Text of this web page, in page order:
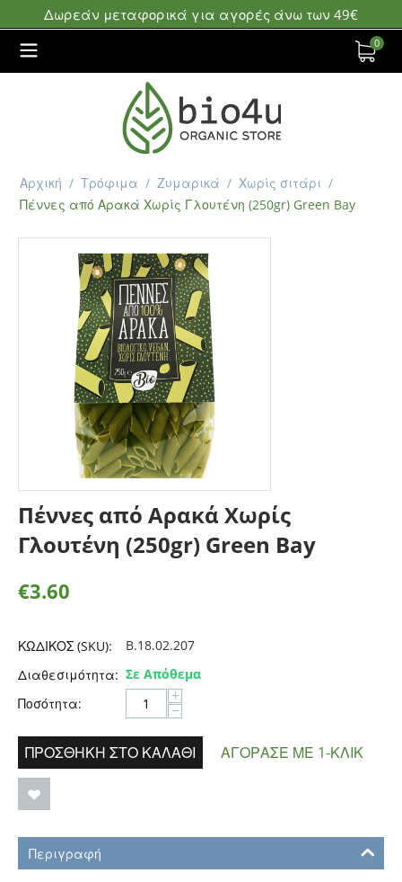
Δωρεάν μεταφορικά για αγορές άνω των 49€
0
Αρχική / Τρόφιμα / Ζυμαρικά / Χωρίς σιτάρι /
Πέννες από Αρακά Χωρίς Γλουτένη (250gr) Green Bay
Πέννες από Αρακά Χωρίς
Γλουτένη (250gr) Green Bay
€3.60
ΚΩΔΙΚΟΣ (SKU):
B.18.02.207
Διαθεσιμότητα: Σε Απόθεμα
Ποσότητα:
+
−
ΠΡΟΣΘΉΚΗ ΣΤΟ ΚΑΛΆΘΙ ΑΓΌΡΑΣΕ ΜΕ 1-ΚΛΙΚ
Περιγραφή